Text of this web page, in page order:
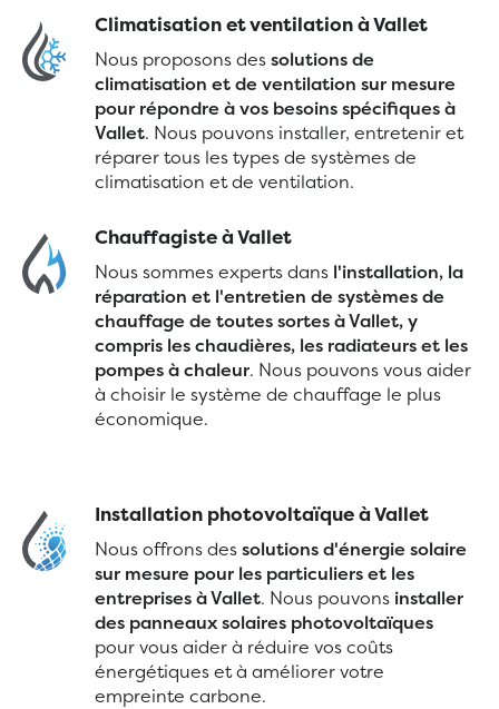
Climatisation et ventilation à Vallet
Nous proposons dessolutions de
climatisation et de ventilation sur mesure
pour répondre à vos besoins spécifiques à
Vallet. Nous pouvons installer, entretenir et
réparer tous les types de systèmes de
climatisation et de ventilation.
Chauffagiste à Vallet
Nous sommes experts dans l'installation, la
réparation et l'entretien de systèmes de
chauffage de toutes sortes à Vallet, y
compris les chaudières, les radiateurs et les
pompes à chaleur. Nous pouvons vous aider
à choisir le système de chauffage le plus
économique.
Installation photovoltaïque à Vallet
Nous offrons dessolutions d'énergie solaire
sur mesure pour les particuliers et les
entreprises à Vallet. Nous pouvons installer
des panneaux solaires photovoltaïques
pour vous aider à réduire vos coûts
énergétiques et à améliorer votre
empreinte carbone.